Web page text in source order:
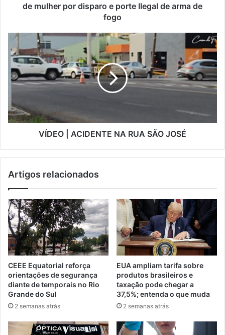
de mulher por disparo e porte Ilegal de arma de
fogo
VÍDEO | ACIDENTE NA RUA SÃO JOSÉ
Artigos relacionados
CEEE Equatorial reforça
orientações de segurança
diante de temporais no Rio
Grande do Sul
2 semanas atrás
EUA ampliam tarifa sobre
produtos brasileiros e
taxação pode chegar a
37,5%; entenda o que muda
2 semanas atrás